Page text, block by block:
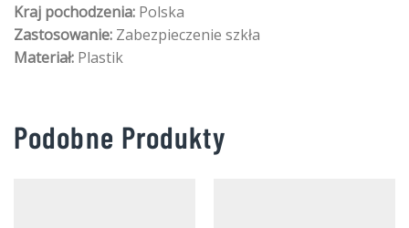
Kraj pochodzenia: Polska
Zastosowanie: Zabezpieczenie szkła
Materiał: Plastik
Podobne Produkty